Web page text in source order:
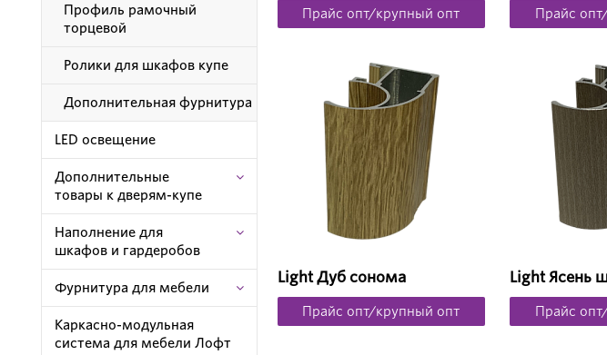
Профиль рамочный
торцевой
Ролики для шкафов купе
Дополнительная фурнитура
LED освещение
Дополнительные
товары к дверям-купе
Наполнение для
шкафов и гардеробов
Фурнитура для мебели
Каркасно-модульная
система для мебели Лофт
Прайс опт/крупный опт Прайс
Light Дуб сонома
Прайс опт/крупный опт
Light Ясень
Прайс